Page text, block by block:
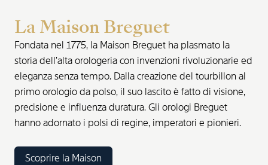
La Maison Breguet
Fondata nel 1775, la Maison Breguet ha plasmato la
storia dell’alta orologeria con invenzioni rivoluzionarie ed
eleganza senza tempo. Dalla creazione del tourbillon al
primo orologio da polso, il suo lascito è fatto di visione,
precisione e influenza duratura. Gli orologi Breguet
hanno adornato i polsi di regine, imperatori e pionieri.
Scoprire la Maison